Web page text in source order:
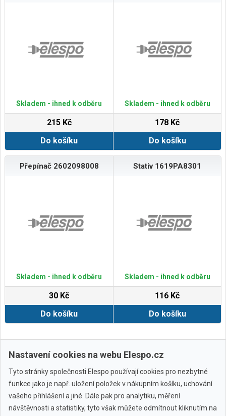
Skladem - ihned k odběru
215 Kč
Do košíku
Skladem - ihned k odběru
178 Kč
Do košíku
Přepínač 2602098008
Skladem - ihned k odběru
30 Kč
Do košíku
Stativ 1619PA8301
Skladem - ihned k odběru
116 Kč
Do košíku
Zobrazit další
Nastavení cookies na webu Elespo.cz
Tyto stránky společnosti Elespo používají cookies pro nezbytné
funkce jako je např. uložení položek v nákupním košíku, uchování
vašeho přihlášení a jiné. Dále pak pro analytiku, měření
návštěvnosti a statistiky, tyto však můžete odmítnout kliknutím na